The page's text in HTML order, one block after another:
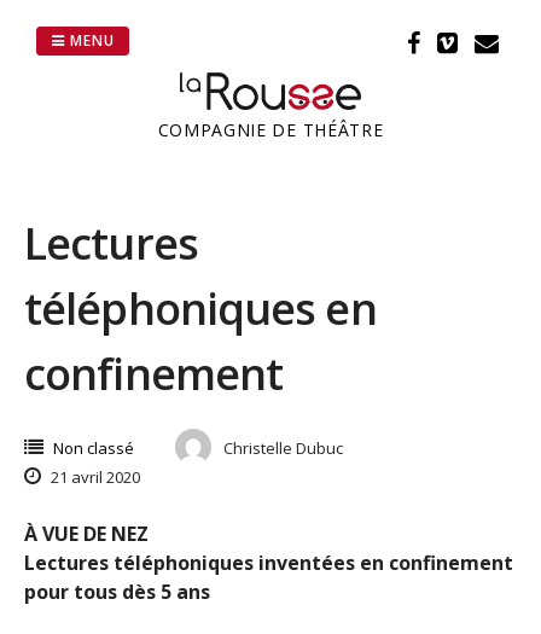
COMPAGNIE DE THÉÂTRE
MENU
Lectures
téléphoniques en
confinement
Non classé
Christelle Dubuc
21 avril 2020
À VUE DE NEZ
Lectures téléphoniques inventées en confinement
pour tous dès 5 ans